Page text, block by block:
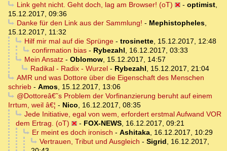
Link geht nicht. Geht doch, lag am Browser! (oT)
- optimist,
15.12.2017, 09:36
Danke für den Link aus der Sammlung! - Mephistopheles,
15.12.2017, 11:32
Hilf mir mal auf die Sprünge- trosinette, 15.12.2017, 12:48
confirmation bias- Rybezahl, 16.12.2017, 03:33
Mein Ansatz- Oblomow, 15.12.2017, 14:57
Radikal - Radix - Wurzel- Rybezahl, 15.12.2017, 21:04
AMR und was Dottore über die Eigenschaft des Menschen
schrieb - Amos, 15.12.2017, 13:06
@Dottoreâ€˜s Problem der Vorfinanzierung beruht auf einem
Irrtum, weil â€¦ - Nico, 16.12.2017, 08:35
Jede Initiative, egal von wem, erfordert erstmal Aufwand VOR
dem Ertrag. (oT)
- FOX-NEWS, 16.12.2017, 09:21
Er meint es doch ironisch - Ashitaka, 16.12.2017, 10:29
Vertrauen, Tribut und Ausgleich - Sigrid, 16.12.2017,